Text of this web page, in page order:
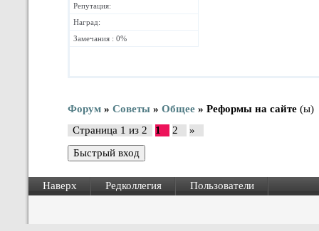
Репутация:
Наград:
Замечания : 0%
Форум » Советы » Общее » Реформы на сайте (ы)
Страница 1 из 2 1 2 »
Наверх Редколлегия Пользователи